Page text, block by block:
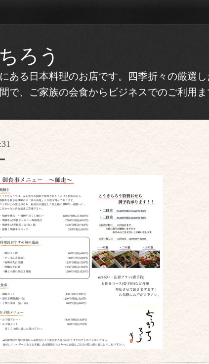
ろう
ある日本料理のお店です。四季折々の厳選
で、ご家族の会食からビジネスでのご利用